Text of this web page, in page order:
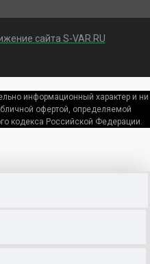
сайта S-VAR.RU
информационный характер и ни
офертой, определяемой
кодекса Российской Федерации.